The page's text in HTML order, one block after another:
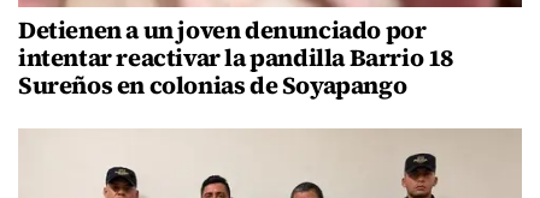
Detienen a un joven denunciado por
intentar reactivar la pandilla Barrio 18
Sureños en colonias de Soyapango